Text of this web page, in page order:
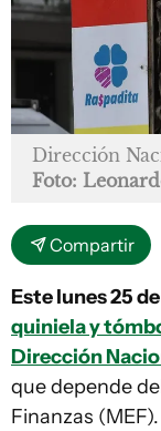
Dirección
Foto:
Compartir
Este lunes 25
quiniela y
Dirección
que depende
Finanzas (MEF).